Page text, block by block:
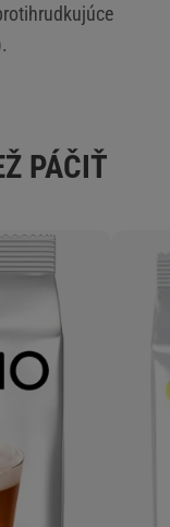
PÁČIŤ